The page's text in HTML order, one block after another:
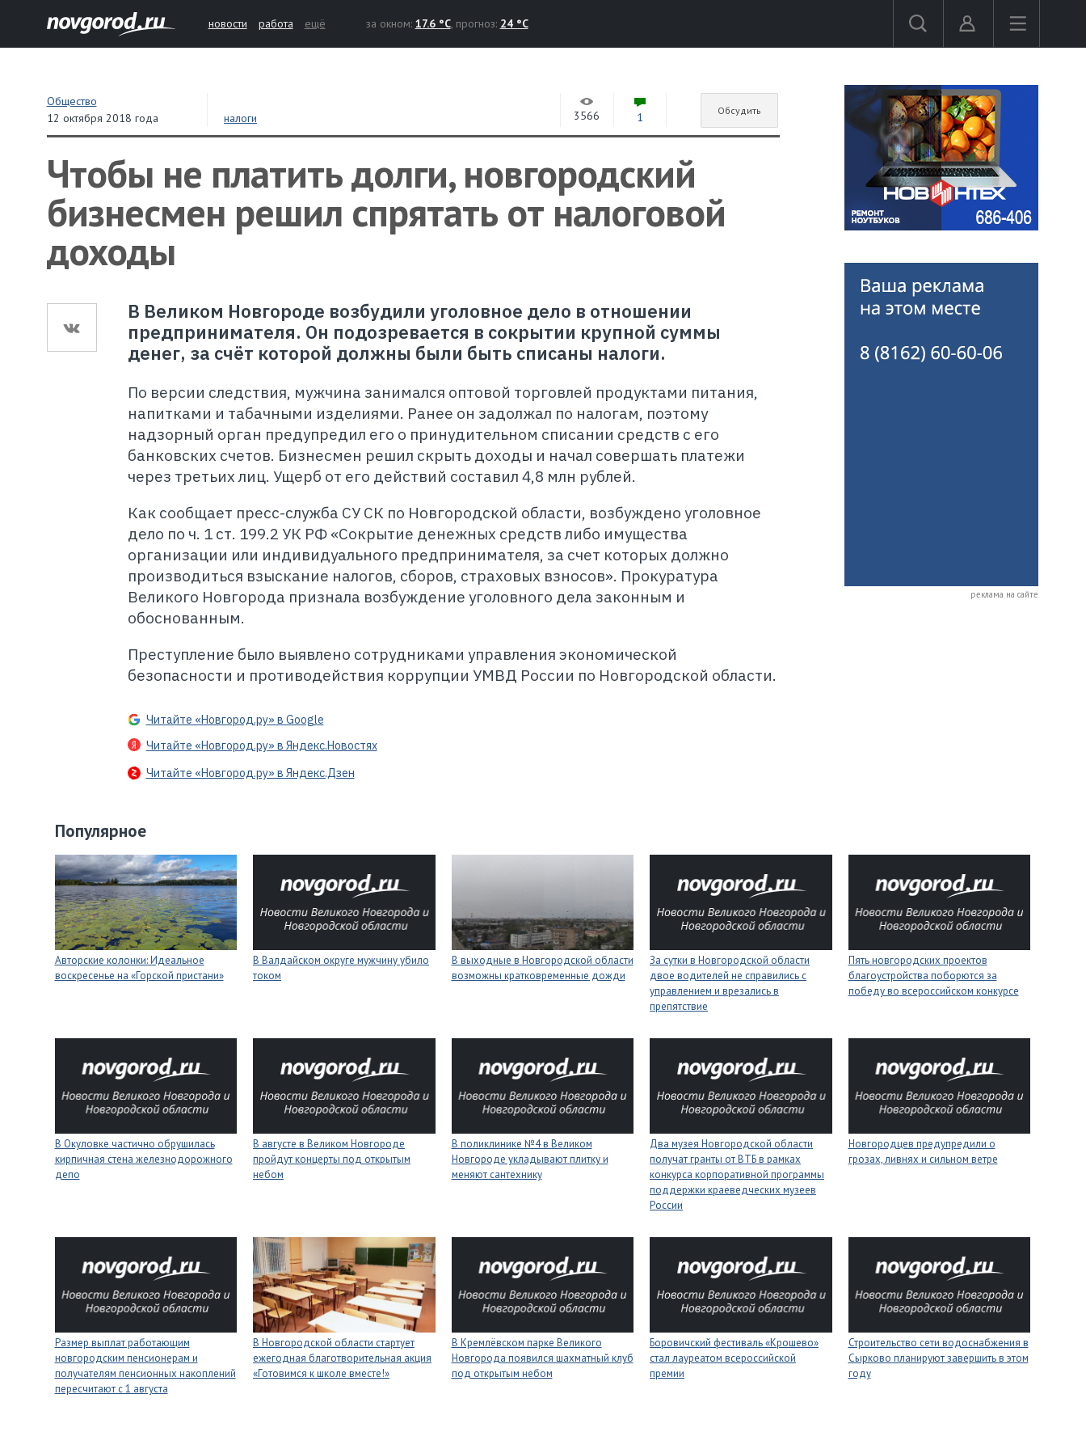
новости работа ещё за окном: 17.6 °C, прогноз: 24 °C
Общество
12 октября 2018 года
налоги 3566 1 Обсудить
Чтобы не платить долги, новгородский
бизнесмен решил спрятать от налоговой
доходы
В Великом Новгороде возбудили уголовное дело в отношении
предпринимателя. Он подозревается в сокрытии крупной суммы
денег, за счёт которой должны были быть списаны налоги.
По версии следствия, мужчина занимался оптовой торговлей продуктами питания,
напитками и табачными изделиями. Ранее он задолжал по налогам, поэтому
надзорный орган предупредил его о принудительном списании средств с его
банковских счетов. Бизнесмен решил скрыть доходы и начал совершать платежи
через третьих лиц. Ущерб от его действий составил 4,8 млн рублей.
Как сообщает пресс-служба СУ СК по Новгородской области, возбуждено уголовное
дело по ч. 1 ст. 199.2 УК РФ «Сокрытие денежных средств либо имущества
организации или индивидуального предпринимателя, за счет которых должно
производиться взыскание налогов, сборов, страховых взносов». Прокуратура
Великого Новгорода признала возбуждение уголовного дела законным и
обоснованным.
Преступление было выявлено сотрудниками управления экономической
безопасности и противодействия коррупции УМВД России по Новгородской области.
Читайте «Новгород.ру» в Google
Читайте «Новгород.ру» в Яндекс.Новостях
Читайте «Новгород.ру» в Яндекс.Дзен
реклама на сайте
Популярное
Авторские колонки: Идеальное
воскресенье на «Горской пристани»
В Валдайском округе мужчину убило
током
В выходные в Новгородской области
возможны кратковременные дожди
За сутки в Новгородской области
двое водителей не справились с
управлением и врезались в
препятствие
Пять новгородских проектов
благоустройства поборются за
победу во всероссийском конкурсе
В Окуловке частично обрушилась
кирпичная стена железнодорожного
депо
В августе в Великом Новгороде
пройдут концерты под открытым
небом
В поликлинике №4 в Великом
Новгороде укладывают плитку и
меняют сантехнику
Два музея Новгородской области
получат гранты от ВТБ в рамках
конкурса корпоративной программы
поддержки краеведческих музеев
России
Новгородцев предупредили о
грозах, ливнях и сильном ветре
Размер выплат работающим
новгородским пенсионерам и
получателям пенсионных накоплений
пересчитают с 1 августа
В Новгородской области стартует
ежегодная благотворительная акция
«Готовимся к школе вместе!»
В Кремлёвском парке Великого
Новгорода появился шахматный клуб
под открытым небом
Боровичский фестиваль «Крошево»
стал лауреатом всероссийской
премии
Строительство сети водоснабжения в
Сырково планируют завершить в этом
году